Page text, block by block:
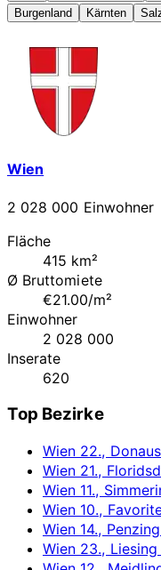
Burgenland
Kärnten
Wien
2 028 000 Einwohner
Fläche
415 km²
Ø Bruttomiete
€21.00/m²
Einwohner
2 028 000
Inserate
620
Top Bezirke
Wien 22.,
Wien 21.,
Wien 11.,
Wien 10.,
Wien 14.,
Wien 23.,